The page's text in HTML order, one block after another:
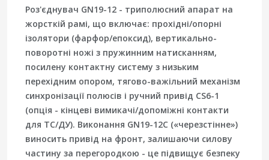
Роз'єднувач GN19-12 - триполюсний апарат на
жорсткій рамі, що включає: прохідні/опорні
ізолятори (фарфор/епоксид), вертикально-
поворотні ножі з пружинним натисканням,
посилену контактну систему з низьким
перехідним опором, тягово-важільний механізм
синхронізації полюсів і ручний привід CS6-1
(опція - кінцеві вимикачі/допоміжні контакти
для ТС/ДУ). Виконання GN19-12C («черезстінне»)
виносить привід на фронт, залишаючи силову
частину за перегородкою - це підвищує безпеку